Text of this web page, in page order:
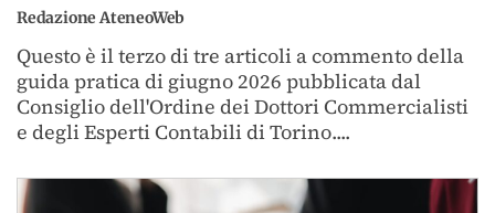
Redazione AteneoWeb
Questo è il terzo di tre articoli a commento della
guida pratica di giugno 2026 pubblicata dal
Consiglio dell'Ordine dei Dottori Commercialisti
e degli Esperti Contabili di Torino....